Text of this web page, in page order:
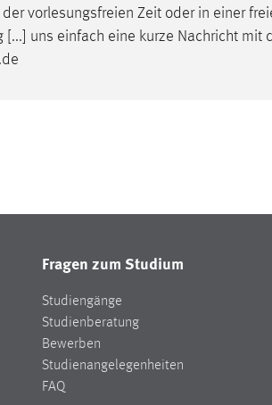
vorlesungsfreien Zeit oder in einer
uns einfach eine kurze Nachricht mit
Fragen zum Studium
Studiengänge
Studienberatung
Bewerben
Studienangelegenheiten
FAQ